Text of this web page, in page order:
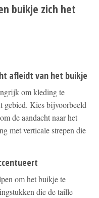
buikje zich het
afleidt van het buikje
om kleding te
gebied. Kies bijvoorbeeld
de aandacht naar het
met verticale strepen die
om het buikje te
die de taille